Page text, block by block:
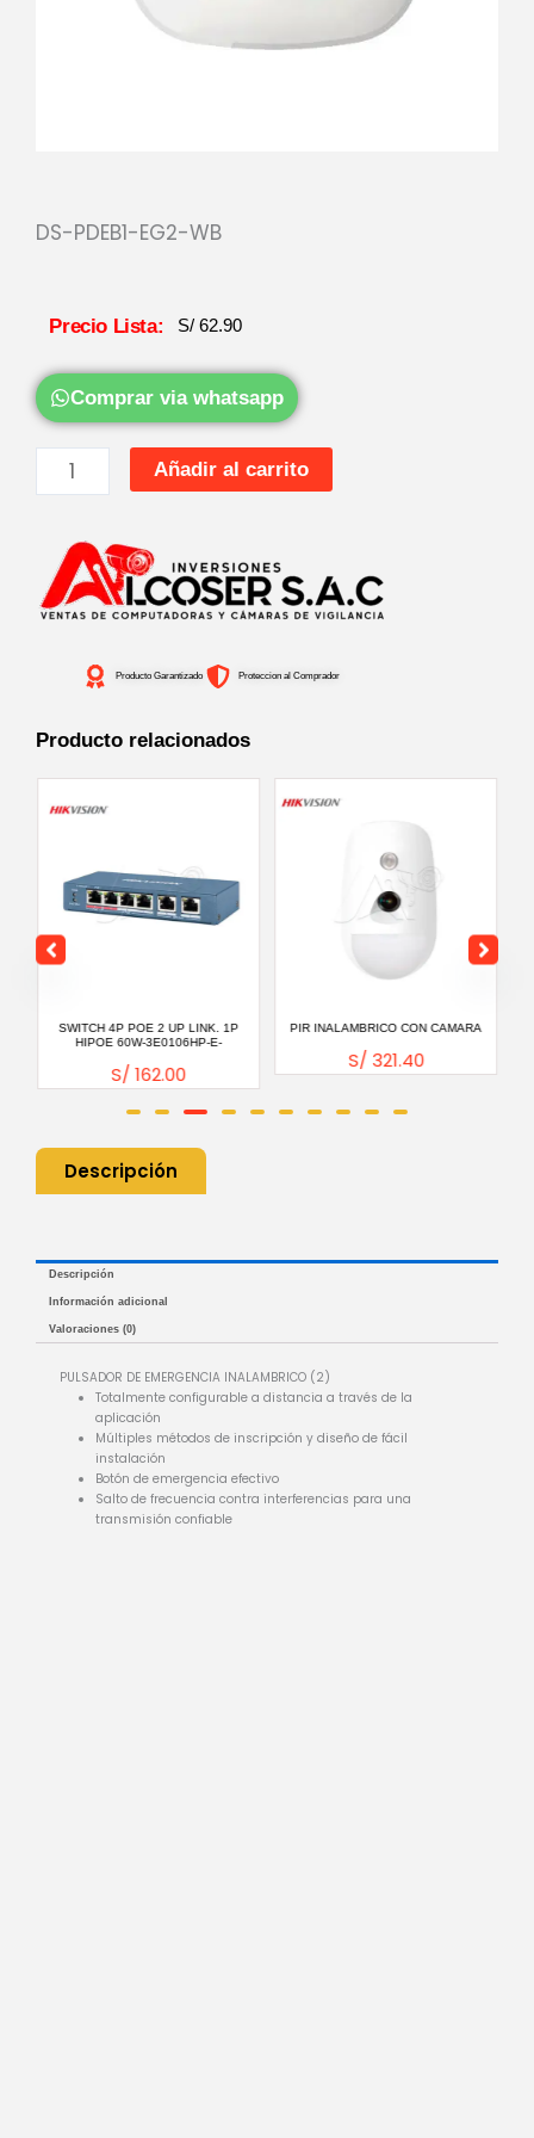
DS-PDEB1-EG2-WB
Precio Lista: S/62.90
Comprar via whatsapp
PULSADOR
DE
INALAMBRICO
(2)
Añadir al carrito
Producto Garantizado Proteccion al Comprador
Producto relacionados
SWITCH 4P POE 2 UP LINK. 1P
HIPOE 60W-3E0106HP-E-
S/162.00
PIR INALAMBRICO CON CAMARA
S/321.40
Descripción
Descripción
Información adicional
Valoraciones (0)
PULSADOR DE EMERGENCIA INALAMBRICO (2)
Totalmente configurable a distancia a través de la
aplicación
Múltiples métodos de inscripción y diseño de fácil
instalación
Botón de emergencia efectivo
Salto de frecuencia contra interferencias para una
transmisión confiable